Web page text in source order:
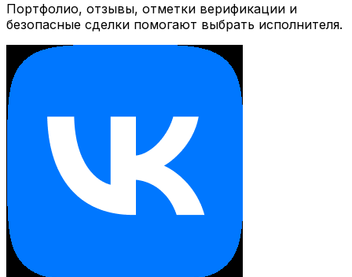
Портфолио, отзывы, отметки верификации и
безопасные сделки помогают выбрать исполнителя.